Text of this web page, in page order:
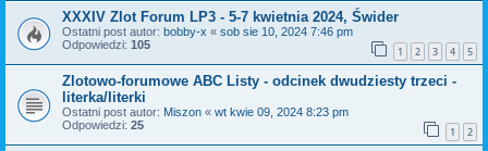
XXXIV Zlot Forum LP3 - 5-7 kwietnia 2024, Świder
Ostatni post autor: bobby-x « sob sie 10, 2024 7:46 pm
Odpowiedzi: 105 1 2 3 4 5
Zlotowo-forumowe ABC Listy - odcinek dwudziesty trzeci -
literka/literki
Ostatni post autor: Miszon « wt kwie 09, 2024 8:23 pm
Odpowiedzi: 25 1 2